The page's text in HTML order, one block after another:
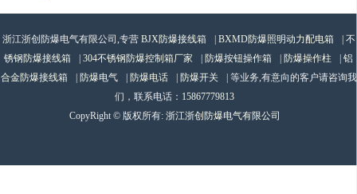
浙江浙创防爆电气有限公司,专营 BJX防爆接线箱 BXMD防爆照明动力配电箱
不
锈钢防爆接线箱
304不锈钢防爆控制箱厂家 防爆按钮操作箱 防爆操作柱
铝
合金防爆接线箱
防爆电气 防爆电话 防爆开关
| 等业务,有意向的客户请咨询我
们，联系电话： 15867779813
CopyRight © 版权所有: 浙江浙创防爆电气有限公司